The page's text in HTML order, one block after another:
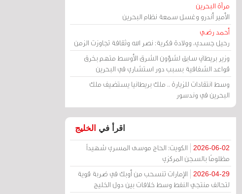
مرآة البحرين
الأمير أندرو وغسل سمعة نظام البحرين
أحمد رضي
رحيل جسدي، وولادة فكرية: نصر الله وثقافة تجاوزت الزمن
وزير بريطاني سابق لشؤون الشرق الأوسط متهم بخرق
قواعد الشفافية بسبب دور استشاري في البحرين
وسط انتقادات للزيارة .. ملك بريطانيا يستضيف ملك
البحرين في وندسور
اقرأ في الخليج
2026-06-02
الكويت: الحاج موسى المسري شهيداً
مظلومًا بالسجن المركزي
2026-04-29
الإمارات تنسحب من أوبك في ضربة قوية
لتحالف منتجي النفط وسط خلافات بين دول الخليج